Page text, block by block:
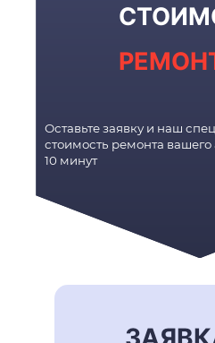
Оставьте заявку и наш
стоимость ремонта
10 минут